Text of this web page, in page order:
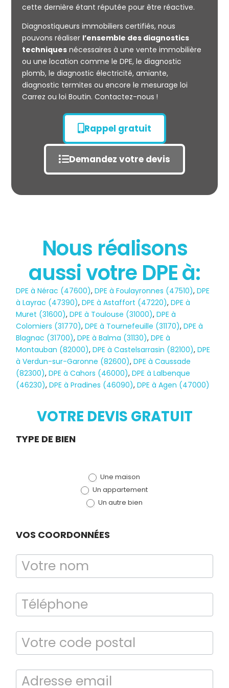
Mesurage
CARREZ
État des risques
POLLUTION
TERMITES
cette dernière étant réputée pour être réactive.
Diagnostiqueurs immobiliers certifiés, nous
pouvons réaliser l’ensemble des diagnostics
techniquesnécessaires à une vente immobilière
ou une location comme le DPE, le diagnostic
plomb, le diagnostic électricité, amiante,
diagnostic termites ou encore le mesurage loi
Carrez ou loi Boutin. Contactez-nous !
Rappel gratuit
Demandez votre devis
Nous réalisons
aussi votre DPE à:
DPE à Nérac (47600),DPE à Foulayronnes (47510),DPE
à Layrac (47390),DPE à Astaffort (47220),DPE à
Muret (31600),DPE à Toulouse (31000),DPE à
Colomiers (31770),DPE à Tournefeuille (31170),DPE à
Blagnac (31700),DPE à Balma (31130),DPE à
Montauban (82000),DPE à Castelsarrasin (82100),DPE
à Verdun-sur-Garonne (82600),DPE à Caussade
(82300),DPE à Cahors (46000),DPE à Lalbenque
(46230),DPE à Pradines (46090),DPE à Agen (47000)
VOTRE DEVIS GRATUIT
Demande
TYPE DE BIEN
Une maison
Un appartement
Un autre bien
VOS COORDONNÉES